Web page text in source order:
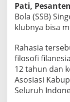
s
i
J
i
J
r
Pati,
Bola (SSB)
klubnya bisa
Rahasia
filosofi
12 tahun dan
Asosiasi
Seluruh